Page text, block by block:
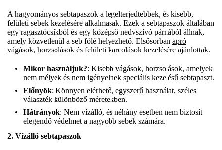
A hagyományos sebtapaszok a legelterjedtebbek, és kisebb,
felületi sebek kezelésére alkalmasak. Ezek a sebtapaszok általában
egy ragasztócsíkból és egy középső nedvszívó párnából állnak,
amely közvetlenül a seb fölé helyezhető. Elsősorban apró
vágások, horzsolások és felületi karcolások kezelésére ajánlottak.
Mikor használjuk?: Kisebb vágások, horzsolások, amelyek
nem mélyek és nem igényelnek speciális kezelésű sebtapaszt.
Előnyök: Könnyen elérhető, egyszerű használat, széles
választék különböző méretekben.
Hátrányok: Nem vízálló, és néhány esetben nem biztosít
elegendő védelmet a nagyobb sebek számára.
2. Vízálló sebtapaszok